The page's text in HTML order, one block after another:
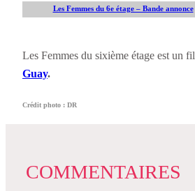
Les Femmes du 6e étage – Bande annonce
Les Femmes du sixième étage est un
Guay.
Crédit photo : DR
COMMENTAIRES